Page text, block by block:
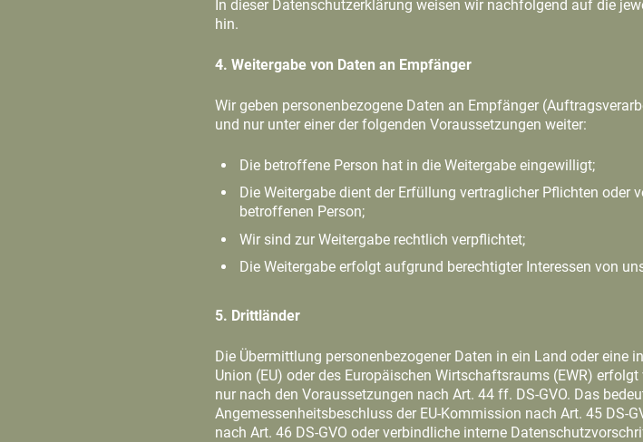
In dieser Datenschutzerklärung weisen wir nachfolgend auf die
hin.
4. Weitergabe von Daten an Empfänger
Wir geben personenbezogene Daten an Empfänger
und nur unter einer der folgenden Voraussetzungen weiter:
Die betroffene Person hat in die Weitergabe eingewilligt;
Die Weitergabe dient der Erfüllung vertraglicher Pflichten
betroffenen Person;
Wir sind zur Weitergabe rechtlich verpflichtet;
Die Weitergabe erfolgt aufgrund berechtigter Interessen von
5. Drittländer
Die Übermittlung personenbezogener Daten in ein Land oder eine
Union (EU) oder des Europäischen Wirtschaftsraums (EWR)
nur nach den Voraussetzungen nach Art. 44 ff. DS-GVO. Das
Angemessenheitsbeschluss der EU-Kommission nach Art. 45 DS-
nach Art. 46 DS-GVO oder verbindliche interne